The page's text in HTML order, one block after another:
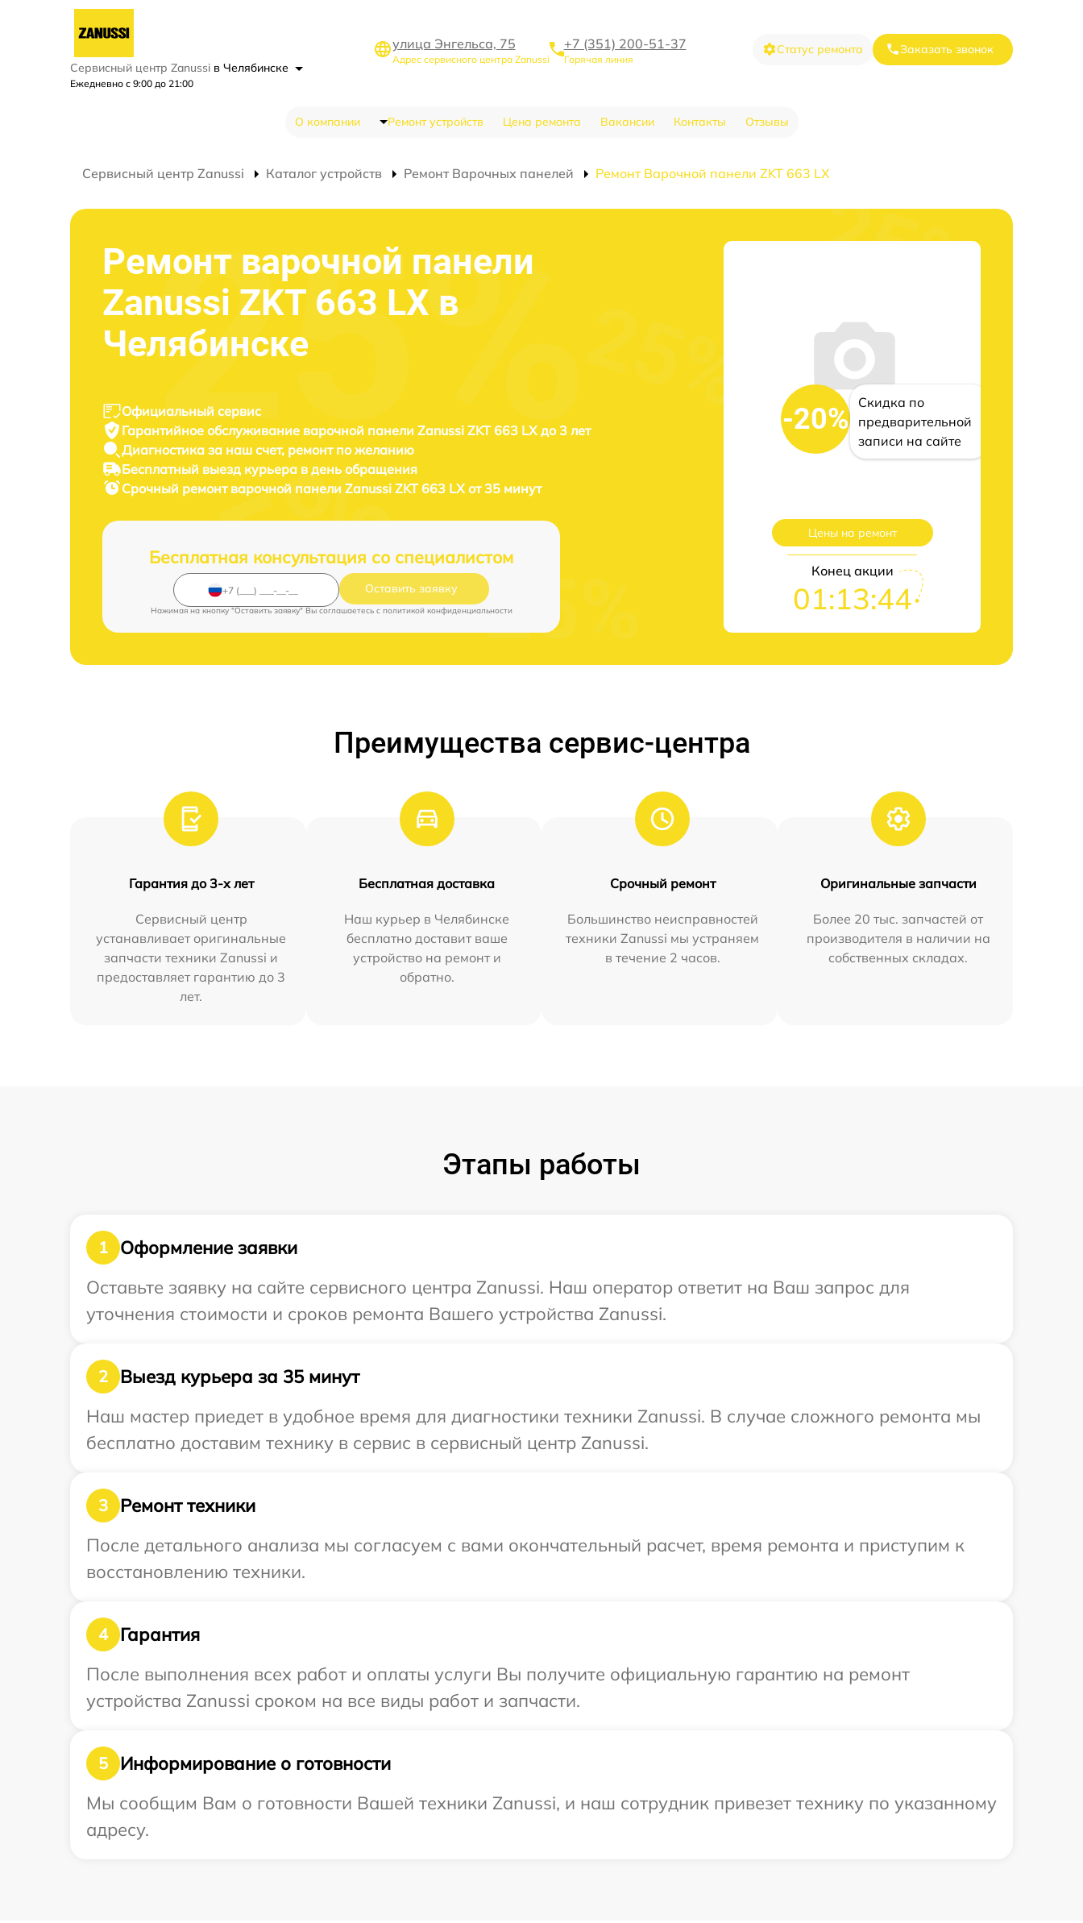
Сервисный центр Zanussi в Челябинске
Ежедневно с 9:00 до 21:00
улица Энгельса, 75
Адрес сервисного центра Zanussi
+7 (351) 200-51-37
Горячая линия
Статус ремонта Заказать звонок
О компании Ремонт устройств Цена ремонта Вакансии Контакты Отзывы
Сервисный центр Zanussi Каталог устройств Ремонт Варочных панелей Ремонт Варочной панели ZKT 663 LX
Ремонт варочной панели
Zanussi ZKT 663 LX в
Челябинске
Официальный сервис
Гарантийное обслуживание варочной панели Zanussi ZKT 663 LX до 3 лет
Диагностика за наш счет, ремонт по желанию
Бесплатный выезд курьера в день обращения
Срочный ремонт варочной панели Zanussi ZKT 663 LX от 35 минут
Бесплатная консультация со специалистом
Оставить заявку
Нажимая на кнопку "Оставить заявку" Вы соглашаетесь c политикой конфиденциальности
-20%
Скидка по
предварительной
записи на сайте
Цены на ремонт
Конец акции
01:13:43
Преимущества сервис-центра
Гарантия до 3-х лет
Сервисный центр
устанавливает оригинальные
запчасти техники Zanussi и
предоставляет гарантию до 3
лет.
Бесплатная доставка
Наш курьер в Челябинске
бесплатно доставит ваше
устройство на ремонт и
обратно.
Срочный ремонт
Большинство неисправностей
техники Zanussi мы устраняем
в течение 2 часов.
Оригинальные запчасти
Более 20 тыс. запчастей от
производителя в наличии на
собственных складах.
Этапы работы
1
Оформление заявки
Оставьте заявку на сайте сервисного центра Zanussi. Наш оператор ответит на Ваш запрос для
уточнения стоимости и сроков ремонта Вашего устройства Zanussi.
2
Выезд курьера за 35 минут
Наш мастер приедет в удобное время для диагностики техники Zanussi. В случае сложного ремонта мы
бесплатно доставим технику в сервис в сервисный центр Zanussi.
3
Ремонт техники
После детального анализа мы согласуем с вами окончательный расчет, время ремонта и приступим к
восстановлению техники.
4
Гарантия
После выполнения всех работ и оплаты услуги Вы получите официальную гарантию на ремонт
устройства Zanussi сроком на все виды работ и запчасти.
5
Информирование о готовности
Мы сообщим Вам о готовности Вашей техники Zanussi, и наш сотрудник привезет технику по указанному
адресу.